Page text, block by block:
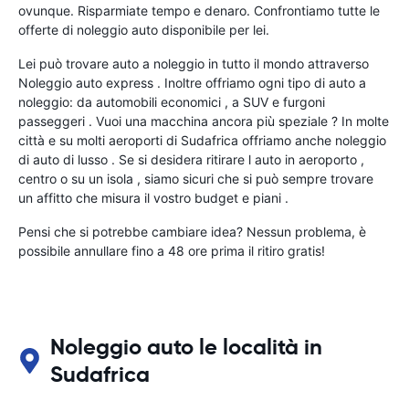
ovunque. Risparmiate tempo e denaro. Confrontiamo tutte le
offerte di noleggio auto disponibile per lei.
Lei può trovare auto a noleggio in tutto il mondo attraverso
Noleggio auto express . Inoltre offriamo ogni tipo di auto a
noleggio: da automobili economici , a SUV e furgoni
passeggeri . Vuoi una macchina ancora più speziale ? In molte
città e su molti aeroporti di Sudafrica offriamo anche noleggio
di auto di lusso . Se si desidera ritirare l auto in aeroporto ,
centro o su un isola , siamo sicuri che si può sempre trovare
un affitto che misura il vostro budget e piani .
Pensi che si potrebbe cambiare idea? Nessun problema, è
possibile annullare fino a 48 ore prima il ritiro gratis!
Noleggio auto le località in
Sudafrica